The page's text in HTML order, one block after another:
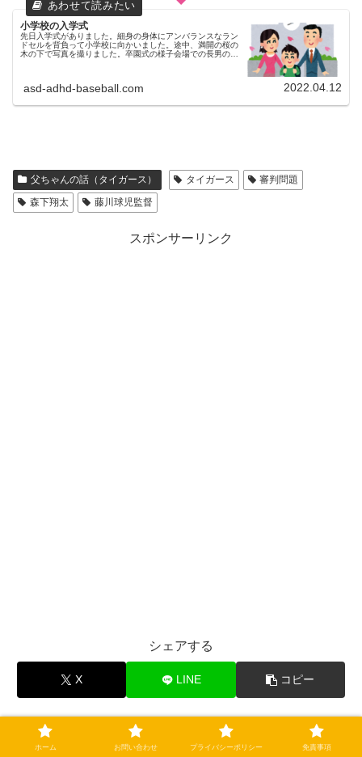
小学校の入学式
先日入学式がありました。細身の身体にアンバランスなラン
ドセルを背負って小学校に向かいました。途中、満開の桜の
木の下で写真を撮りました。卒園式の様子会場での長男の様
asd-adhd-baseball.com 2022.04.12
父ちゃんの話（タイガース） タイガース
審判問題
森下翔太
藤川球児監督
スポンサーリンク
シェアする
X LINE コピー
朔空をフォローする
ホーム お問い合わせ プライバシーポリシー 免責事項